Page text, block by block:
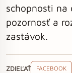
schopnosti na
pozornosť a
zastávok.
ZDIEĽAŤ FACEBOOK